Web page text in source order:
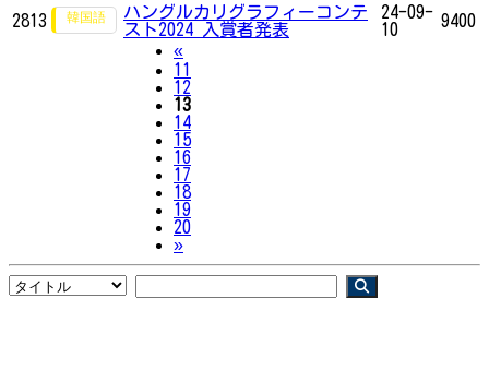
2813
ハングルカリグラフィーコンテ
スト2024 入賞者発表
24-09-
10
9400
«Previous
11
12
13
14
15
16
17
18
19
20
»Next